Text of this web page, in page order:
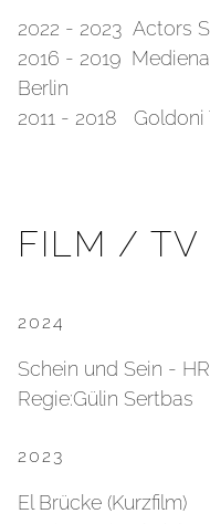
2022 - 2023 Actors
2016 - 2019
Berlin
2011 - 2018 Goldoni
FILM / TV
2024
Schein und Sein -
Regie:Gülin Sertbas
2023
El Brücke (Kurzfilm)